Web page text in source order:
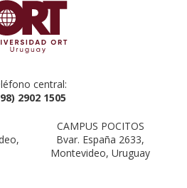
central:
2902 1505
CAMPUS POCITOS
Bvar. España 2633,
Montevideo, Uruguay